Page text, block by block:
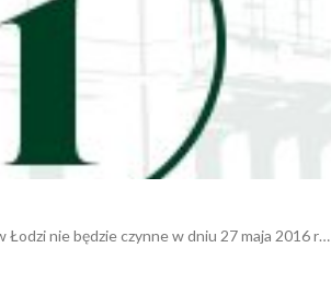
nie będzie czynne w dniu 27 maja 2016 r…